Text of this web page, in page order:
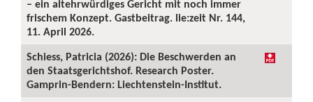
– ein altehrwürdiges Gericht mit noch immer
frischem Konzept. Gastbeitrag. lie:zeit Nr. 144,
11. April 2026.
Schiess, Patricia (2026): Die Beschwerden an
den Staatsgerichtshof. Research Poster.
Gamprin-Bendern: Liechtenstein-Institut.